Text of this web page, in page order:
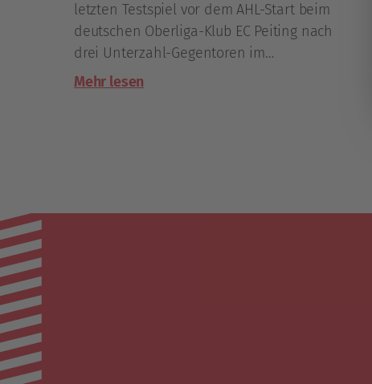
letzten Testspiel vor dem AHL-Start beim
deutschen Oberliga-Klub EC Peiting nach
drei Unterzahl-Gegentoren im
Schlussdrittel mit 2:5 geschlagen geben.
Mehr lesen